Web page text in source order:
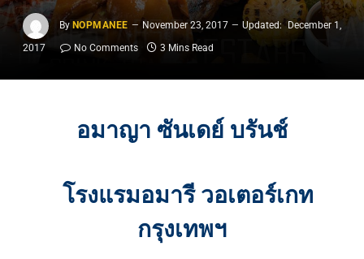
By NOPMANEE November 23, 2017 Updated:
December 1,
2017
No Comments 3 Mins Read
อมาญา ซันเดย์ บรันช์
โรงแรมอมารี วอเตอร์เกท
กรุงเทพฯ